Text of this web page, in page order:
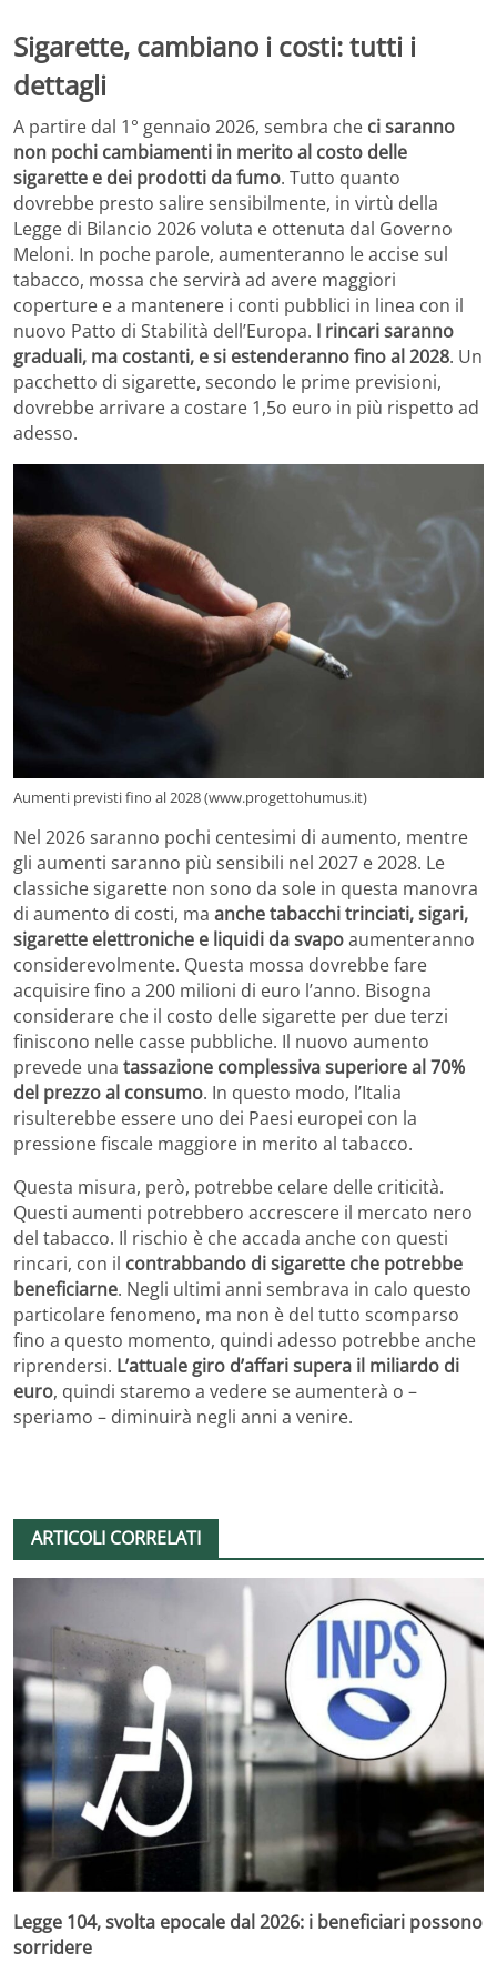
Sigarette, cambiano i costi: tutti i
dettagli
A partire dal 1° gennaio 2026, sembra che ci saranno
non pochi cambiamenti in merito al costo delle
sigarette e dei prodotti da fumo. Tutto quanto
dovrebbe presto salire sensibilmente, in virtù della
Legge di Bilancio 2026 voluta e ottenuta dal Governo
Meloni. In poche parole, aumenteranno le accise sul
tabacco, mossa che servirà ad avere maggiori
coperture e a mantenere i conti pubblici in linea con il
nuovo Patto di Stabilità dell’Europa. I rincari saranno
graduali, ma costanti, e si estenderanno fino al 2028. Un
pacchetto di sigarette, secondo le prime previsioni,
dovrebbe arrivare a costare 1,5o euro in più rispetto ad
adesso.
Aumenti previsti fino al 2028 (www.progettohumus.it)
Nel 2026 saranno pochi centesimi di aumento, mentre
gli aumenti saranno più sensibili nel 2027 e 2028. Le
classiche sigarette non sono da sole in questa manovra
di aumento di costi, ma anche tabacchi trinciati, sigari,
sigarette elettroniche e liquidi da svapoaumenteranno
considerevolmente. Questa mossa dovrebbe fare
acquisire fino a 200 milioni di euro l’anno. Bisogna
considerare che il costo delle sigarette per due terzi
finiscono nelle casse pubbliche. Il nuovo aumento
prevede una tassazione complessiva superiore al 70%
del prezzo al consumo. In questo modo, l’Italia
risulterebbe essere uno dei Paesi europei con la
pressione fiscale maggiore in merito al tabacco.
Questa misura, però, potrebbe celare delle criticità.
Questi aumenti potrebbero accrescere il mercato nero
del tabacco. Il rischio è che accada anche con questi
rincari, con il contrabbando di sigarette che potrebbe
beneficiarne. Negli ultimi anni sembrava in calo questo
particolare fenomeno, ma non è del tutto scomparso
fino a questo momento, quindi adesso potrebbe anche
riprendersi. L’attuale giro d’affari supera il miliardo di
euro, quindi staremo a vedere se aumenterà o –
speriamo – diminuirà negli anni a venire.
ARTICOLI CORRELATI
Legge 104, svolta epocale dal 2026: i beneficiari possono
sorridere